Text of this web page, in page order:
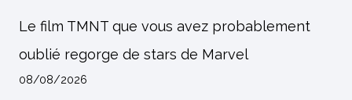
Le film TMNT que vous avez probablement
oublié regorge de stars de Marvel
08/08/2026